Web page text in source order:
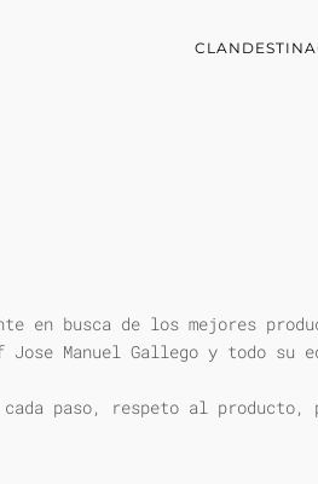
CLANDESTINA
en busca de los mejores
Manuel Gallego y todo su
paso, respeto al producto,